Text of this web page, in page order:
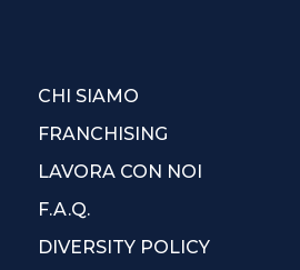
CHI SIAMO
FRANCHISING
LAVORA CON NOI
F.A.Q.
DIVERSITY POLICY